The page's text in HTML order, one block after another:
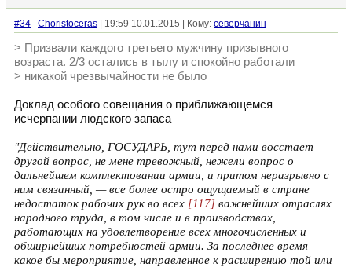
#34 Choristoceras | 19:59 10.01.2015 | Кому: северчанин
> Призвали каждого третьего мужчину призывного
возраста. 2/3 остались в тылу и спокойно работали
> никакой чрезвычайности не было
Доклад особого совещания о приближающемся
исчерпании людского запаса
"Действительно, ГОСУДАРЬ, тут перед нами восстает
другой вопрос, не мене тревожный, нежели вопрос о
дальнейшем комплектовании армии, и притом неразрывно с
ним связанный, — все более остро ощущаемый в стране
недостаток рабочих рук во всех [117] важнейших отраслях
народного труда, в том числе и в производствах,
работающих на удовлетворение всех многочисленных и
обширнейших потребностей армии. За последнее время
какое бы мероприятие, направленное к расширению той или